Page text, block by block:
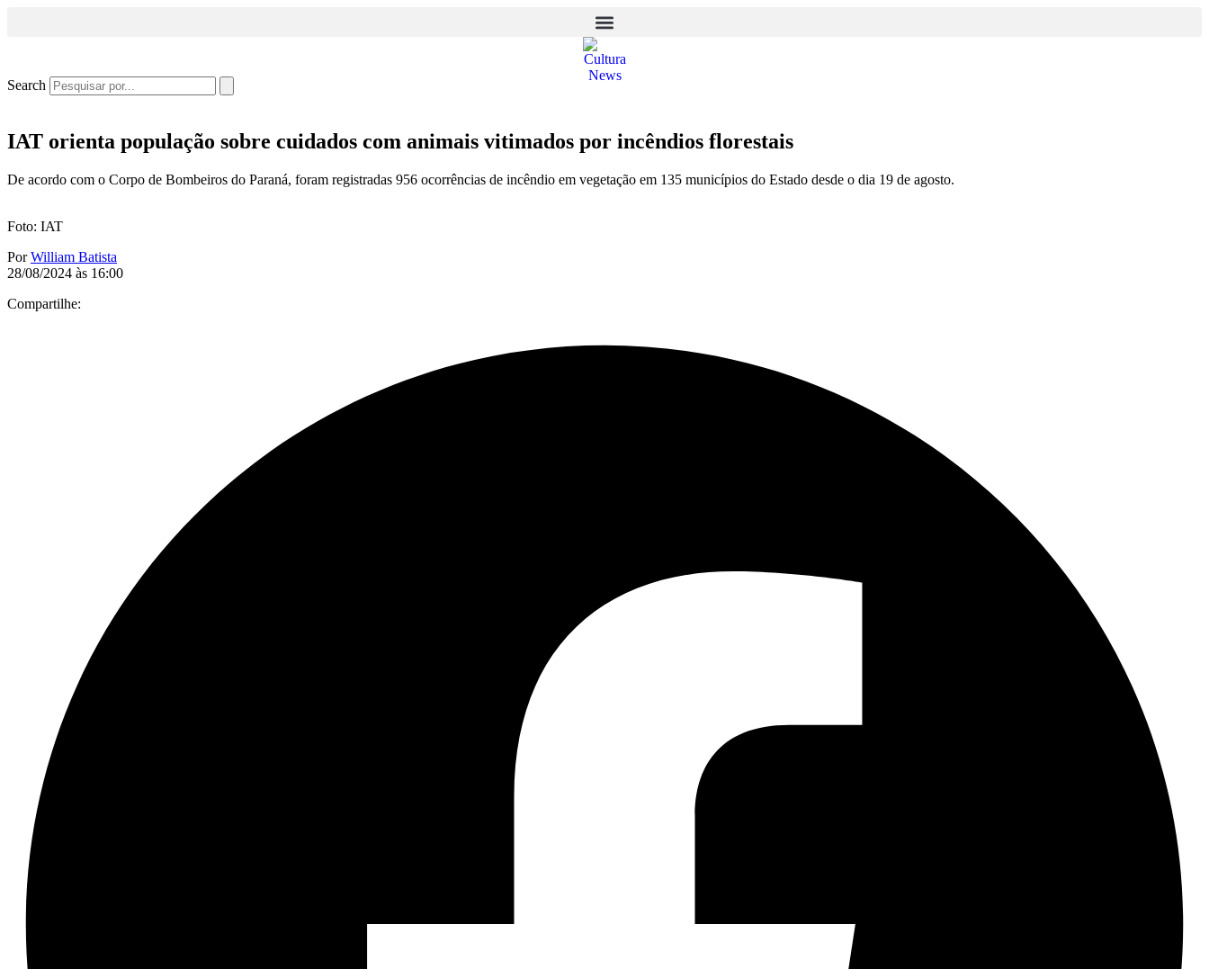
Search
IAT orienta população sobre cuidados com animais vitimados por incêndios florestais
De acordo com o Corpo de Bombeiros do Paraná, foram registradas 956 ocorrências de incêndio em vegetação em 135 municípios do Estado desde o dia 19 de agosto.
Foto: IAT
PorWilliam Batista
28/08/2024 às 16:00
Compartilhe: